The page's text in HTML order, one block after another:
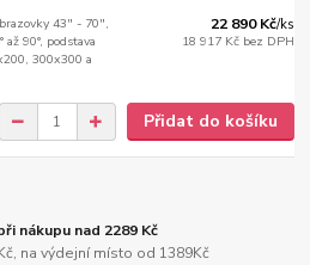
43" - 70",
90°, podstava
300x300 a
22 890 Kč/ks
18 917 Kč bez DPH
Přidat do košíku
nákupu nad 2289 Kč
na výdejní místo od 1389Kč